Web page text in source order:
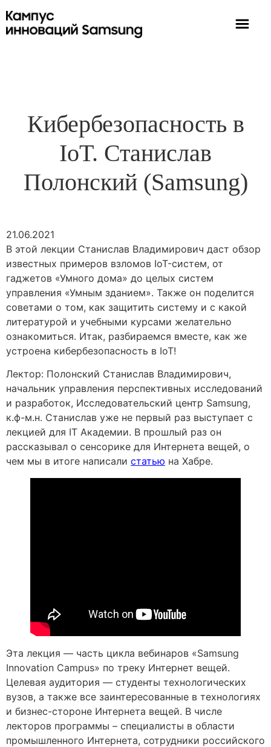
Кибербезопасность в
IoT. Станислав
Полонский (Samsung)
21.06.2021
В этой лекции Станислав Владимирович даст обзор
известных примеров взломов IoT-систем, от
гаджетов «Умного дома» до целых систем
управления «Умным зданием». Также он поделится
советами о том, как защитить систему и с какой
литературой и учебными курсами желательно
ознакомиться. Итак, разбираемся вместе, как же
устроена кибербезопасность в IoT!
Лектор: Полонский Станислав Владимирович,
начальник управления перспективных исследований
и разработок, Исследовательский центр Samsung,
к.ф-м.н. Станислав уже не первый раз выступает с
лекцией для IT Академии. В прошлый раз он
рассказывал о сенсорике для Интернета вещей, о
чем мы в итоге написали статью на Хабре.
Эта лекция — часть цикла вебинаров «Samsung
Innovation Campus» по треку Интернет вещей.
Целевая аудитория — студенты технологических
вузов, а также все заинтересованные в технологиях
и бизнес-стороне Интернета вещей. В числе
лекторов программы – специалисты в области
промышленного Интернета, сотрудники российского